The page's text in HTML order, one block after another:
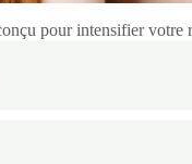
pour intensifier votre